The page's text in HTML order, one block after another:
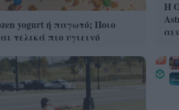
yogurt ή παγωτό; Ποιο
τελικά πιο υγιεινό
Η